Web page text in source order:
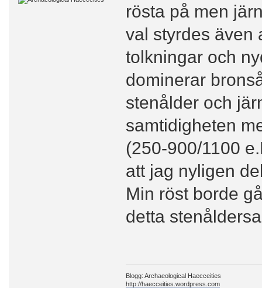
rösta på men
val styrdes även
tolkningar och
dominerar
stenålder och
samtidigheten
(250-900/1100
att jag nyligen
Min röst borde
detta
Blogg: Archaeological Haecceities
http://haecceities.wordpress.com